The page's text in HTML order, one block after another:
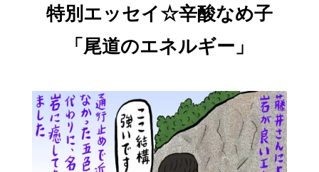
特別エッセイ☆辛酸なめ子
「尾道のエネルギー」